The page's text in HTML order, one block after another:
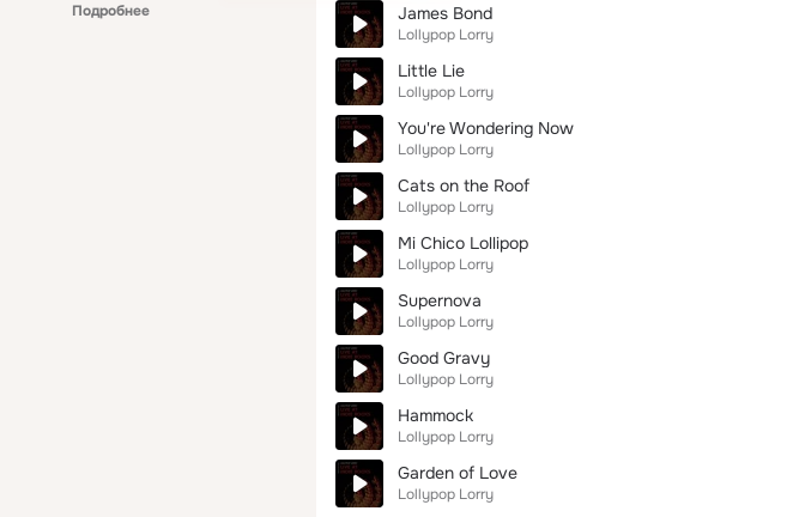
Подробнее
James Bond
Lollypop Lorry
Little Lie
Lollypop Lorry
You're Wondering Now
Lollypop Lorry
Cats on the Roof
Lollypop Lorry
Mi Chico Lollipop
Lollypop Lorry
Supernova
Lollypop Lorry
Good Gravy
Lollypop Lorry
Hammock
Lollypop Lorry
Garden of Love
Lollypop Lorry